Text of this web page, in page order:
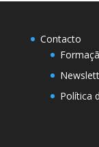
Contacto
Política